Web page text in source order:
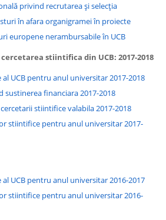
privind recrutarea și selecția
în afara organigramei în proiecte
europene nerambursabile în UCB
stiintifica din UCB: 2017-2018
al UCB pentru anul universitar 2017-2018
sustinerea financiara 2017-2018
stiintifice valabila 2017-2018
stiintifice pentru anul universitar 2017-
al UCB pentru anul universitar 2016-2017
stiintifice pentru anul universitar 2016-